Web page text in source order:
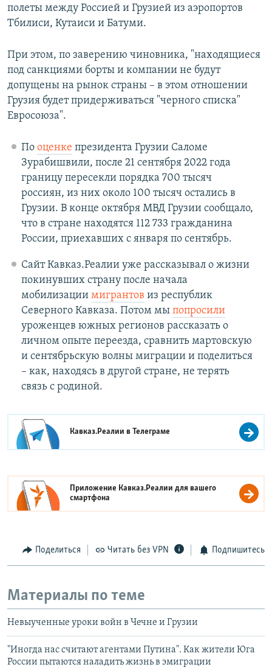
полеты между Россией и Грузией из аэропортов
Тбилиси, Кутаиси и Батуми.
При этом, по заверению чиновника, "находящиеся
под санкциями борты и компании не будут
допущены на рынок страны – в этом отношении
Грузия будет придерживаться "черного списка"
Евросоюза".
По оценке президента Грузии Саломе
Зурабишвили, после 21 сентября 2022 года
границу пересекли порядка 700 тысяч
россиян, из них около 100 тысяч остались в
Грузии. В конце октября МВД Грузии сообщало,
что в стране находятся 112 733 гражданина
России, приехавших с января по сентябрь.
Сайт Кавказ.Реалии уже рассказывал о жизни
покинувших страну после начала
мобилизации мигрантов из республик
Северного Кавказа. Потом мы попросили
уроженцев южных регионов рассказать о
личном опыте переезда, сравнить мартовскую
и сентябрьскую волны миграции и поделиться
– как, находясь в другой стране, не терять
связь с родиной.
Кавказ.Реалии вТелеграме
Приложение Кавказ.Реалии для вашего
смартфона
Поделиться Читать без VPN Подпишитесь
Материалы по теме
Невыученные уроки войн в Чечне и Грузии
"Иногда нас считают агентами Путина". Как жители Юга
России пытаются наладить жизнь в эмиграции